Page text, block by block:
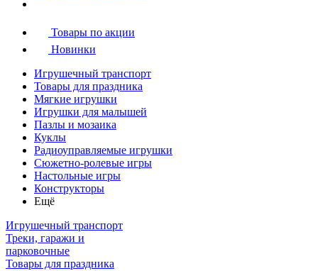
Товары по акции
Новинки
Игрушечный транспорт
Товары для праздника
Мягкие игрушки
Игрушки для малышей
Пазлы и мозаика
Куклы
Радиоуправляемые игрушки
Сюжетно-ролевые игры
Настольные игры
Конструкторы
Ещё
Игрушечный транспорт
Треки, гаражи и
парковочные
Товары для праздника